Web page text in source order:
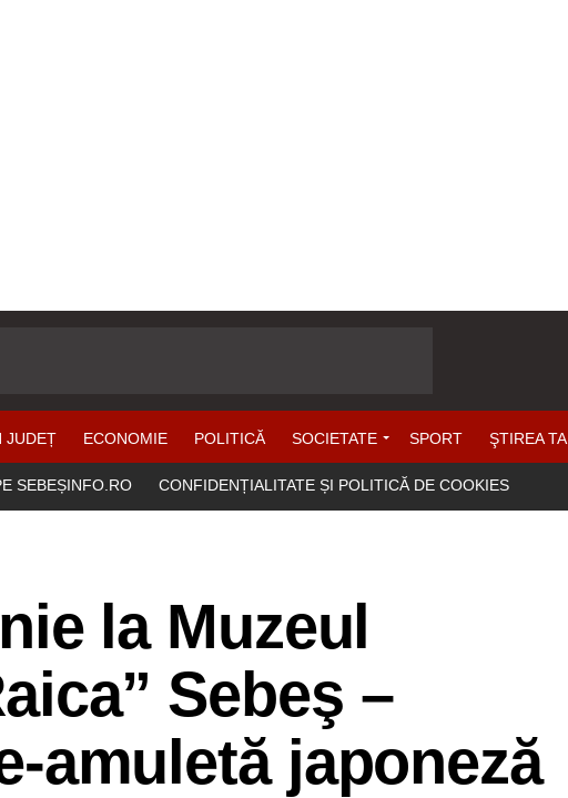
JUDEȚ ECONOMIE POLITICĂ SOCIETATE SPORT ŞTIREA TA
SEBEȘINFO.RO CONFIDENȚIALITATE ȘI POLITICĂ DE COOKIES
la Muzeul
Sebeş –
amuletă japoneză